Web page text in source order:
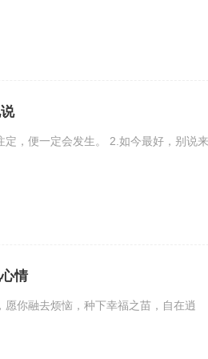
，便一定会发生。 2.如今最好，别说来
情
你融去烦恼，种下幸福之苗，自在逍